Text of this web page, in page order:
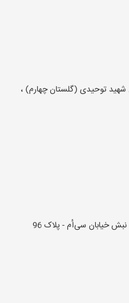
شهید توحیدی (گلستان چهارم) ،
خیابان سی‌اُم - پلاک 96